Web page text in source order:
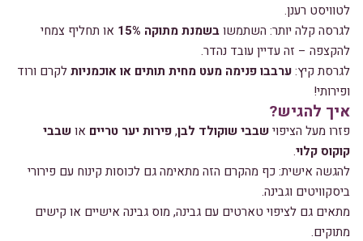
לטוויסט רענן.
לגרסה קלה יותר: השתמשובשמנת מתוקה 15%
או תחליף צמחי
להקצפה – זה עדיין עובד נהדר.
לגרסת קיץ:ערבבו פנימה מעט מחית תותים או אוכמניותלקרם ורוד
ופירותי!
איך להגיש?
פזרו מעל הציפוישבבי שוקולד לבן,פירות יער טריים אושבבי
קוקוס קלוי.
להגשה אישית: כף מהקרם הזה מתאימה גם לכוסות קינוח עם פירורי
ביסקוויטים וגבינה.
מתאים גם לציפוי טארטים עם גבינה, מוס גבינה אישיים או קישים
מתוקים.